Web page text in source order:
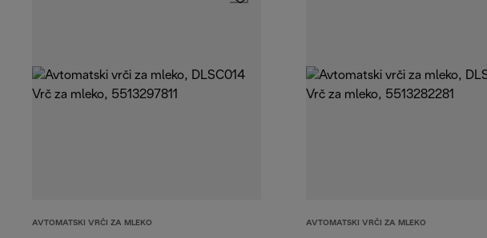
AVTOMATSKI VRČI ZA MLEKO AVTOMATSKI VRČI ZA MLEKO